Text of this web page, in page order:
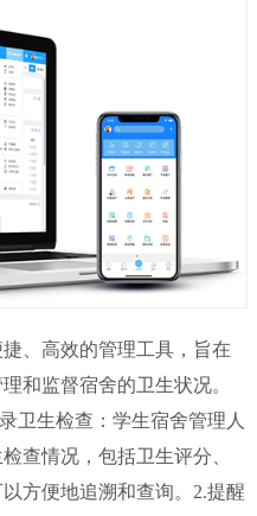
、高效的管理工具，旨在
和监督宿舍的卫生状况。
卫生检查：学生宿舍管理人
查情况，包括卫生评分、
方便地追溯和查询。2.提醒